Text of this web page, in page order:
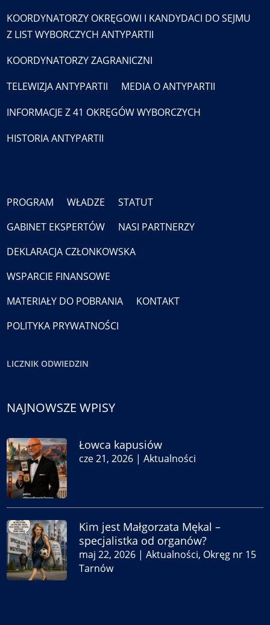
KOORDYNATORZY OKRĘGOWI I KANDYDACI DO SEJMU
Z LIST WYBORCZYCH ANTYPARTII
KOORDYNATORZY ZAGRANICZNI
TELEWIZJA ANTYPARTII
MEDIA O ANTYPARTII
INFORMACJE Z 41 OKRĘGÓW WYBORCZYCH
HISTORIA ANTYPARTII
PROGRAM WŁADZE
STATUT
GABINET EKSPERTÓW
NASI PARTNERZY
DEKLARACJA CZŁONKOWSKA
WSPARCIE FINANSOWE
MATERIAŁY DO POBRANIA
KONTAKT
POLITYKA PRYWATNOŚCI
LICZNIK ODWIEDZIN
NAJNOWSZE WPISY
Łowca kapusiów
cze 21, 2026 |Aktualności
Kim jest Małgorzata Mękal –
specjalistka od organów?
maj 22, 2026 |Aktualności, Okręg nr 15
Tarnów